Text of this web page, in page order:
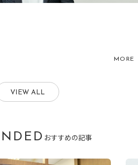
MORE
VIEW ALL
おすすめの記事